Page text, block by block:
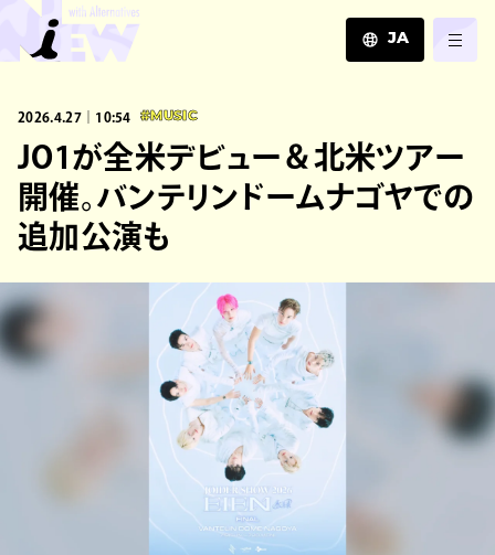
JA
ZH
2026.4.27｜10:54 #MUSIC
JO1が全米デビュー＆北米ツアー
開催。バンテリンドームナゴヤでの
追加公演も